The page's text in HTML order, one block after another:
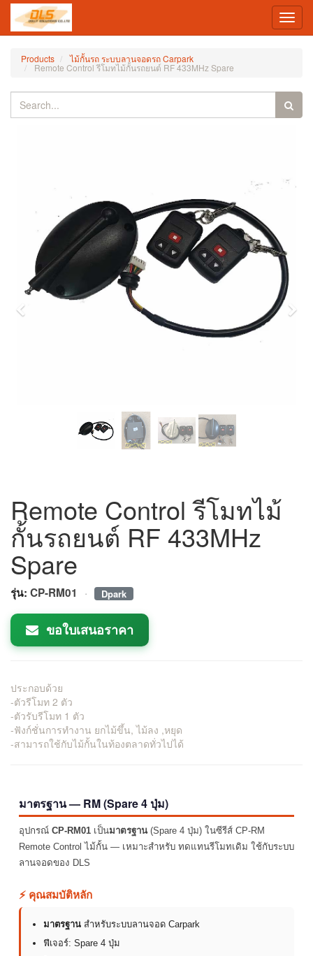
Products ไม้กั้นรถ ระบบลานจอดรถ Carpark
Remote Control รีโมทไม้กั้นรถยนต์ RF 433MHz Spare
Remote Control รีโมทไม้
กั้นรถยนต์ RF 433MHz
Spare
รุ่น: CP-RM01 · Dpark
ขอใบเสนอราคา
ประกอบด้วย
-ตัวรีโมท 2 ตัว
-ตัวรับรีโมท 1 ตัว
-ฟังก์ชั่นการทำงาน ยกไม้ขึ้น, ไม้ลง ,หยุด
-สามารถใช้กับไม้กั้นในท้องตลาดทั่วไปได้
มาตรฐาน — RM (Spare 4 ปุ่ม)
อุปกรณ์ CP-RM01 เป็นมาตรฐาน(Spare 4 ปุ่ม) ในซีรีส์ CP-RM
Remote Control ไม้กั้น — เหมาะสำหรับ ทดแทนรีโมทเดิม ใช้กับระบบ
ลานจอดของ DLS
⚡ คุณสมบัติหลัก
มาตรฐาน สำหรับระบบลานจอด Carpark
ฟีเจอร์: Spare 4 ปุ่ม